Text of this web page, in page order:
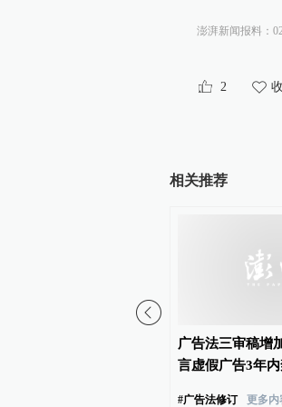
澎湃新闻报料：
2
相关推荐
广告法三审稿增
言虚假广告3年
#广告法修订 更多内